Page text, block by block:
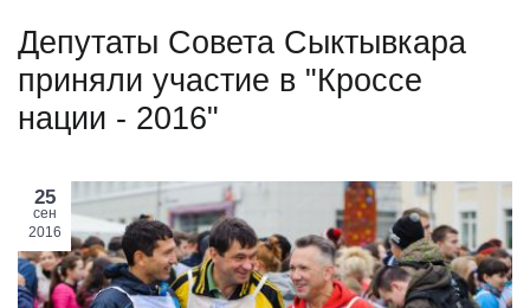
Депутаты Совета Сыктывкара
приняли участие в "Кроссе
нации - 2016"
25
сен
2016